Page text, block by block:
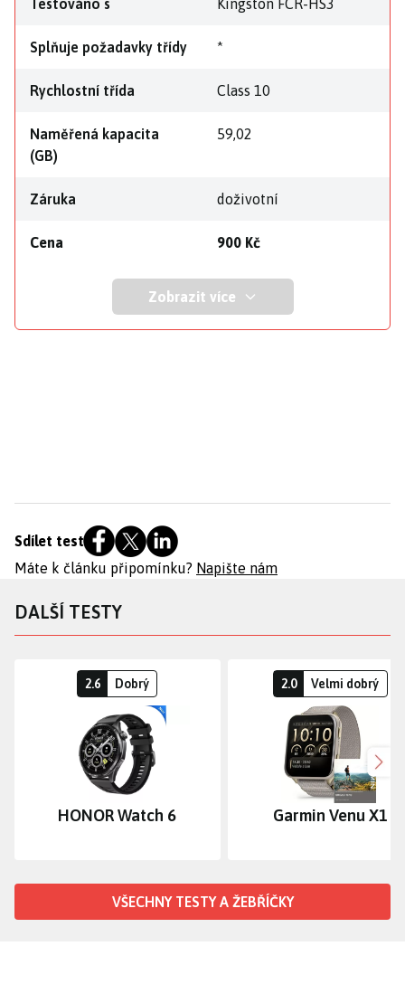
Splňuje požadavky třídy *
Rychlostní třída Class 10
Naměřená kapacita
(GB)
59,02
Záruka doživotní
Cena 900 Kč
Zobrazit více
Sdílet test
Máte k článku připomínku? Napište nám
DALŠÍ TESTY
2.6 Dobrý
HONOR Watch 6
2.0 Velmi dobrý
Garmin Venu X1
VŠECHNY TESTY A ŽEBŘÍČKY